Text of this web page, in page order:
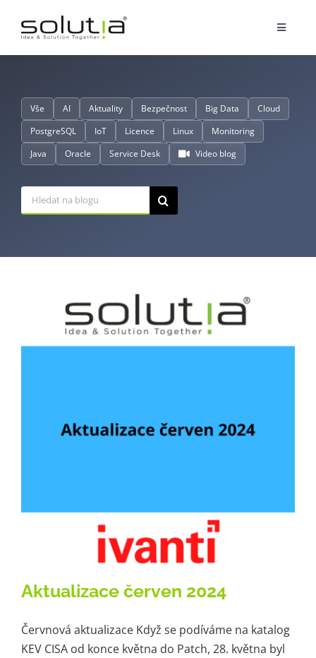
Toggle
Partnerství
O nás
Reference
Vše AI Aktuality Bezpečnost Big Data
Cloud
PostgreSQL
IoT Licence Linux
Monitoring
Java
Oracle Service Desk Video blog
Hledat:
Aktualizace červen 2024
Červnová aktualizace Když se podíváme na katalog
KEV CISA od konce května do Patch, 28. května byl